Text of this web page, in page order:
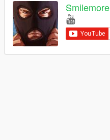
Smilemore